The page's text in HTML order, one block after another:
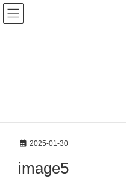
2025-01-30
image5